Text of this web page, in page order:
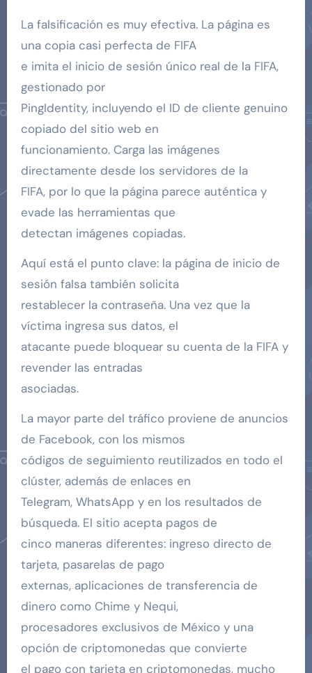
La falsificación es muy efectiva. La página es
una copia casi perfecta de FIFA
e imita el inicio de sesión único real de la FIFA,
gestionado por
PingIdentity, incluyendo el ID de cliente genuino
copiado del sitio web en
funcionamiento. Carga las imágenes
directamente desde los servidores de la
FIFA, por lo que la página parece auténtica y
evade las herramientas que
detectan imágenes copiadas.
Aquí está el punto clave: la página de inicio de
sesión falsa también solicita
restablecer la contraseña. Una vez que la
víctima ingresa sus datos, el
atacante puede bloquear su cuenta de la FIFA y
revender las entradas
asociadas.
La mayor parte del tráfico proviene de anuncios
de Facebook, con los mismos
códigos de seguimiento reutilizados en todo el
clúster, además de enlaces en
Telegram, WhatsApp y en los resultados de
búsqueda. El sitio acepta pagos de
cinco maneras diferentes: ingreso directo de
tarjeta, pasarelas de pago
externas, aplicaciones de transferencia de
dinero como Chime y Nequi,
procesadores exclusivos de México y una
opción de criptomonedas que convierte
el pago con tarjeta en criptomonedas, mucho